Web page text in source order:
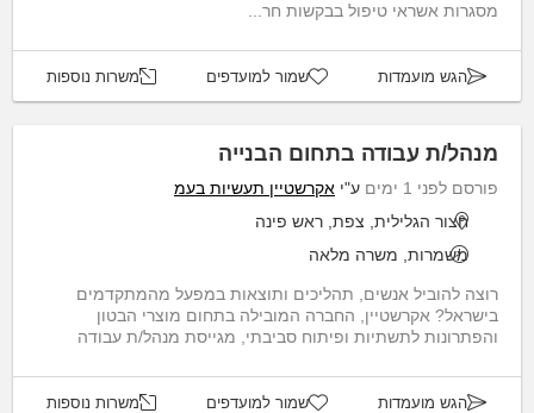
מסגרות אשראי טיפול בבקשות חר...
הגש מועמדות שמור למועדפים משרות נוספות
מנהל/ת עבודה בתחום הבנייה
פורסם לפני 1 ימים ע"י אקרשטיין תעשיות בעמ
חצור הגלילית, צפת, ראש פינה
משמרות, משרה מלאה
רוצה להוביל אנשים, תהליכים ותוצאות במפעל מהמתקדמים
בישראל? אקרשטיין, החברה המובילה בתחום מוצרי הבטון
והפתרונות לתשתיות ופיתוח סביבתי, מגייסת מנהל/ת עבודה
הגש מועמדות שמור למועדפים משרות נוספות